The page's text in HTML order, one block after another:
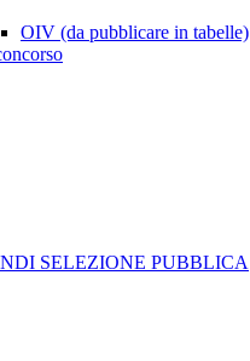
OIV (da pubblicare in tabelle)
SELEZIONE PUBBLICA